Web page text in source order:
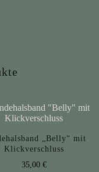
„Belly“ mit
Klickverschluss
35,00 €